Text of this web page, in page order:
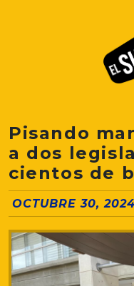
Pisando
a dos
cientos de
OCTUBRE 30, 2024